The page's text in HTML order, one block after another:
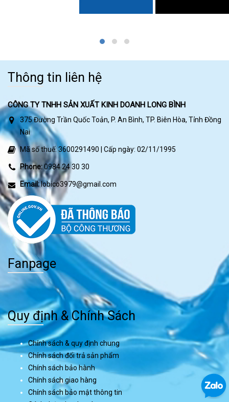
Thông tin liên hệ
CÔNG TY TNHH SẢN XUẤT KINH DOANH LONG BÌNH
375 Đường Trần Quốc Toản, P. An Bình, TP. Biên Hòa, Tỉnh Đồng
Nai
Mã số thuế: 3600291490 | Cấp ngày: 02/11/1995
Phone:0984 24 30 30
Email:lobico3979@gmail.com
Fanpage
Quy định & Chính Sách
Chính sách & quy định chung
Chính sách đổi trả sản phẩm
Chính sách bảo hành
Chính sách giao hàng
Chính sách bảo mật thông tin